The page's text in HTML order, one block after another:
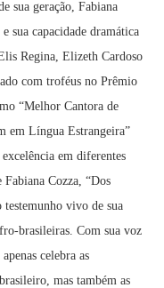
sua geração, Fabiana
sua capacidade dramática
Regina, Elizeth Cardoso
com troféus no Prêmio
“Melhor Cantora de
em Língua Estrangeira”
em diferentes
Fabiana Cozza, “Dos
testemunho vivo de sua
brasileiras. Com sua voz
celebra as
mas também as